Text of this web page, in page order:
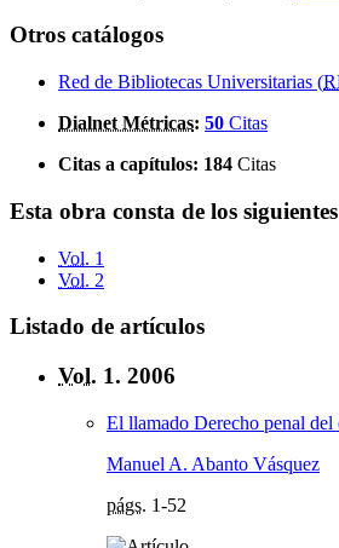
Otros catálogos
Red de Bibliotecas Universitarias (
Dialnet Métricas: 50 Citas
Citas a capítulos: 184 Citas
Esta obra consta de los
Vol. 1
Vol. 2
Listado de artículos
Vol. 1. 2006
El llamado Derecho penal
Manuel A. Abanto Vásquez
págs. 1-52